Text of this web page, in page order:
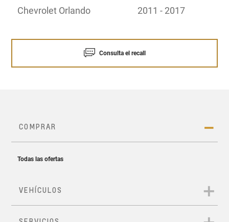
Chevrolet Orlando 2011 - 2017
Consulta el recall